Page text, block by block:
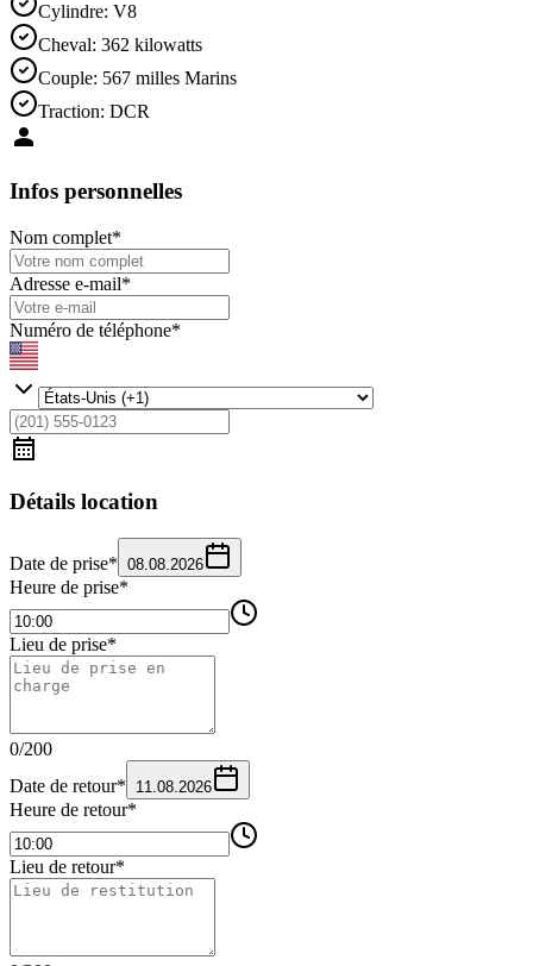
Cylindre: V8
Cheval: 362 kilowatts
Couple: 567 milles Marins
Traction: DCR
Infos personnelles
Nom complet*
Adresse e-mail*
Numéro de téléphone*
Détails location
Date de prise* 08.08.2026
Heure de prise*
Lieu de prise*
0/200
Date de retour* 11.08.2026
Heure de retour*
Lieu de retour*